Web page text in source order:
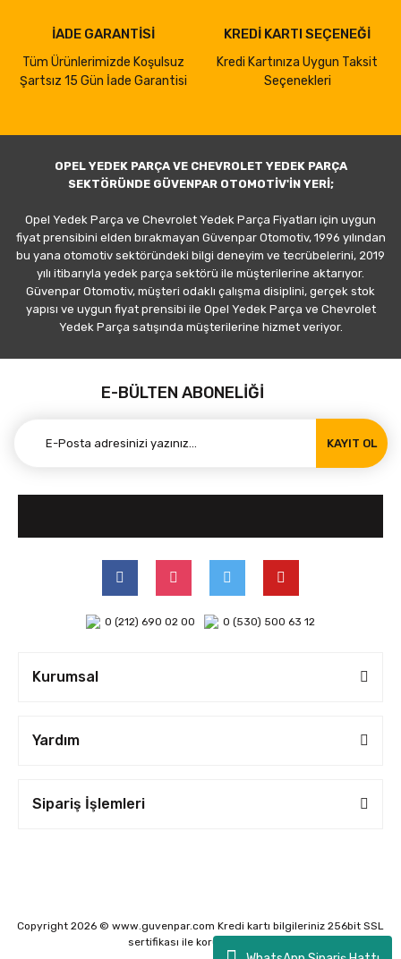
İADE GARANTİSİ
Tüm Ürünlerimizde Koşulsuz
Şartsız 15 Gün İade Garantisi
KREDİ KARTI SEÇENEĞİ
Kredi Kartınıza Uygun Taksit
Seçenekleri
OPEL YEDEK PARÇA VE CHEVROLET YEDEK PARÇA
SEKTÖRÜNDE GÜVENPAR OTOMOTİV'İN YERİ;
Opel Yedek Parça ve Chevrolet Yedek Parça Fiyatları için uygun
fiyat prensibini elden bırakmayan Güvenpar Otomotiv, 1996 yılından
bu yana otomotiv sektöründeki bilgi deneyim ve tecrübelerini, 2019
yılı itibarıyla yedek parça sektörü ile müşterilerine aktarıyor.
Güvenpar Otomotiv, müşteri odaklı çalışma disiplini, gerçek stok
yapısı ve uygun fiyat prensibi ile Opel Yedek Parça ve Chevrolet
Yedek Parça satışında müşterilerine hizmet veriyor.
E-BÜLTEN ABONELİĞİ
KAYIT OL
0 (212) 690 02 00 0 (530) 500 63 12
Kurumsal
Yardım
Sipariş İşlemleri
Copyright 2026 © www.guvenpar.com Kredi kartı bilgileriniz 256bit SSL
sertifikası ile korunmaktadır.